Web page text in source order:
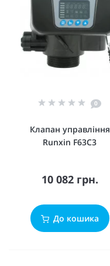
0
Клапан управління
Runxin F63C3
10 082 грн.
До кошика